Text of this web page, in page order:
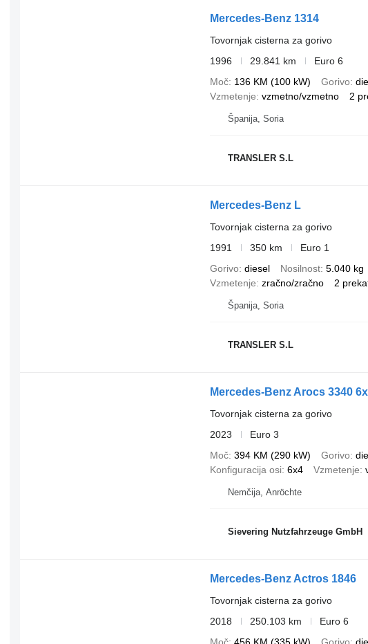
Mercedes-Benz 1314
Tovornjak cisterna za gorivo
1996
29.841 km
Euro 6
Moč 136 KM (100 kW) Gorivo
Vzmetenje vzmetno/vzmetno 2
Španija, Soria
TRANSLER S.L
Mercedes-Benz L
Tovornjak cisterna za gorivo
1991
350 km
Euro 1
Gorivo diesel Nosilnost 5.040 kg
Vzmetenje zračno/zračno 2
Španija, Soria
TRANSLER S.L
Mercedes-Benz Arocs 3340
Tovornjak cisterna za gorivo
2023
Euro 3
Moč 394 KM (290 kW) Gorivo
Konfiguracija osi 6x4 Vzmetenje
Nemčija, Anröchte
Sievering Nutzfahrzeuge GmbH
Mercedes-Benz Actros 1846
Tovornjak cisterna za gorivo
2018
250.103 km
Euro 6
Moč 456 KM (335 kW) Gorivo